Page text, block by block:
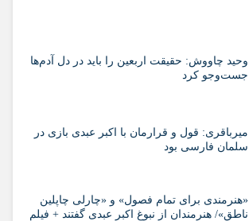
وحید چاووش: حقیقت اربعین را باید در دل آدم‌ها
جست‌وجو کرد
میرباقری: قول و قرارمان با اکبر عبدی بازی در
سلمان فارسی بود
«هنرمندی برای تمام فصول» و «چارلی چاپلین
ناطق»/ هنرمندان از نبوغ اکبر عبدی گفتند + فیلم